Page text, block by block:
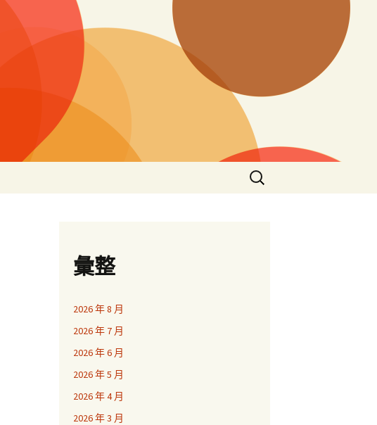
搜
尋
彙整
2026 年 8 月
2026 年 7 月
2026 年 6 月
2026 年 5 月
2026 年 4 月
2026 年 3 月